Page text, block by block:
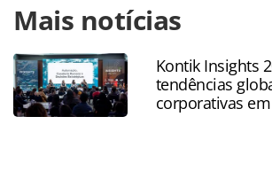
https://www.panrotas.com.br/
debate-fundos-de-investimentos-
de-cris_198586.html ou as ferramentas
página. Todo o conteúdo produzido pela
Editora é protegido pela legislação
autoral. Não reproduza o conteúdo sem
Mais notícias
Kontik Insights
tendências
corporativas